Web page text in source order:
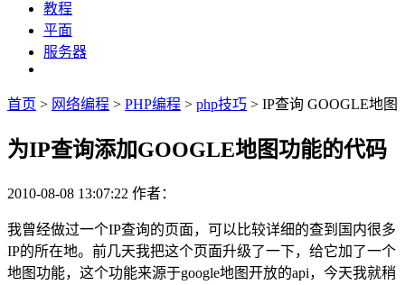
教程
平面
服务器
首页 > 网络编程 > PHP编程 > php技巧 > IP查询 GOOGLE地图
为IP查询添加GOOGLE地图功能的代码
2010-08-08 13:07:22 作者：
我曾经做过一个IP查询的页面，可以比较详细的查到国内很多
IP的所在地。前几天我把这个页面升级了一下，给它加了一个
地图功能，这个功能来源于google地图开放的api，今天我就稍